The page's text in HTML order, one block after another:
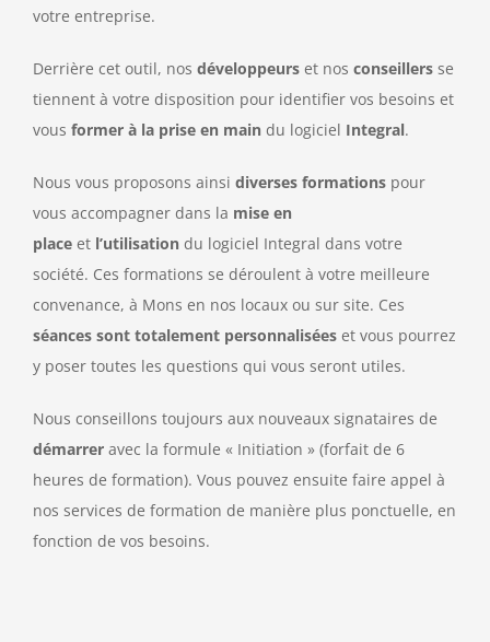
votre entreprise.
Derrière cet outil, nos développeurs et nos conseillers se
tiennent à votre disposition pour identifier vos besoins et
vous former à la prise en main du logiciel Integral.
Nous vous proposons ainsi diverses formations pour
vous accompagner dans la mise en
place et l’utilisation du logiciel Integral dans votre
société. Ces formations se déroulent à votre meilleure
convenance, à Mons en nos locaux ou sur site. Ces
séances sont totalement personnalisées et vous pourrez
y poser toutes les questions qui vous seront utiles.
Nous conseillons toujours aux nouveaux signataires de
démarrer avec la formule « Initiation » (forfait de 6
heures de formation). Vous pouvez ensuite faire appel à
nos services de formation de manière plus ponctuelle, en
fonction de vos besoins.